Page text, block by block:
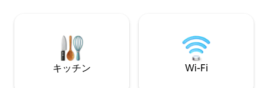
は1.8メートルの大きなベッド、1つは1.5
メートルのベッドを備えており、さまざ
まな滞在ニーズを満たし、家族や友人と
素晴らしい時間を共有するのに最適で
おり、短期旅行で
ィスでも、自宅の
ができます。 ✨ヴィラは中天の中心部の
ヴィラエリアに位
キッチン Wi-Fi